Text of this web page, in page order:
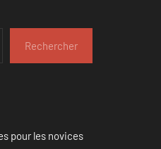
Rechercher
pour les novices